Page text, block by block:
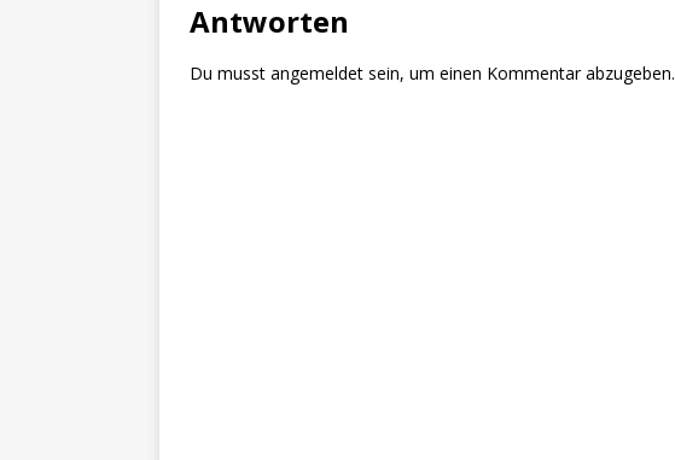
Antworten
Du musst angemeldet sein, um einen Kommentar abzugeben.